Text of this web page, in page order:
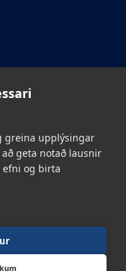
greina upplýsingar
geta notað lausnir
og birta